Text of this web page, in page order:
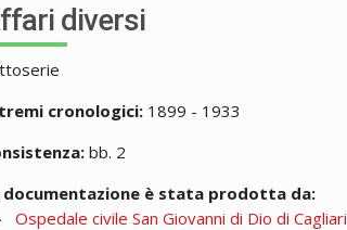
diversi
cronologici: 1899 - 1933
bb. 2
documentazione è stata prodotta da:
Ospedale civile San Giovanni di Dio di Cagliari